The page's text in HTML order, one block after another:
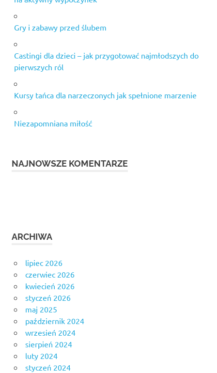
Gry i zabawy przed ślubem
Castingi dla dzieci – jak przygotować najmłodszych do
pierwszych ról
Kursy tańca dla narzeczonych jak spełnione marzenie
Niezapomniana miłość
NAJNOWSZE KOMENTARZE
ARCHIWA
lipiec 2026
czerwiec 2026
kwiecień 2026
styczeń 2026
maj 2025
październik 2024
wrzesień 2024
sierpień 2024
luty 2024
styczeń 2024